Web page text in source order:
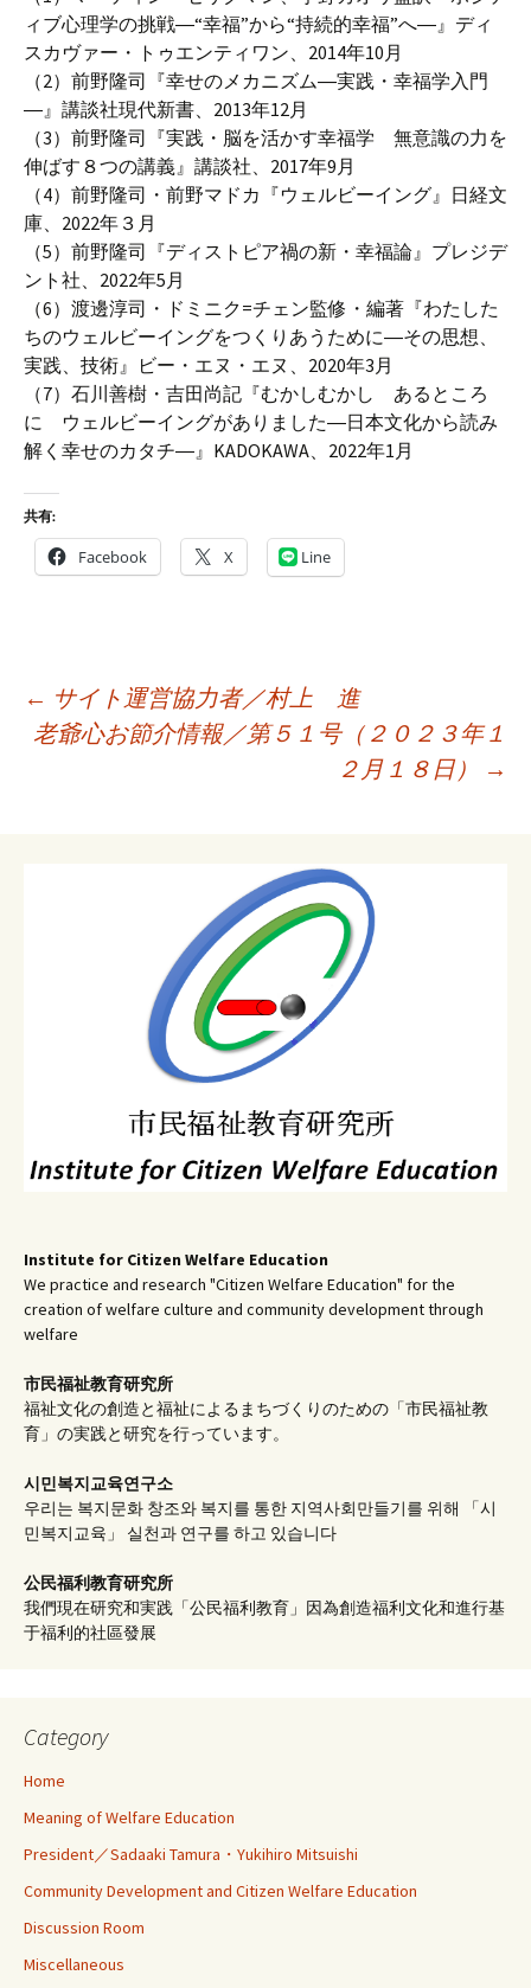
ィブ心理学の挑戦―“幸福”から“持続的幸福”へ―』ディ
スカヴァー・トゥエンティワン、2014年10月
（2）前野隆司『幸せのメカニズム―実践・幸福学入門
―』講談社現代新書、2013年12月
（3）前野隆司『実践・脳を活かす幸福学 無意識の力を
伸ばす８つの講義』講談社、2017年9月
（4）前野隆司・前野マドカ『ウェルビーイング』日経文
庫、2022年３月
（5）前野隆司『ディストピア禍の新・幸福論』プレジデ
ント社、2022年5月
（6）渡邊淳司・ドミニク=チェン監修・編著『わたした
ちのウェルビーイングをつくりあうために―その思想、
実践、技術』ビー・エヌ・エヌ、2020年3月
（7）石川善樹・吉田尚記『むかしむかし あるところ
に ウェルビーイングがありました―日本文化から読み
解く幸せのカタチ―』KADOKAWA、2022年1月
共有:
Facebook X Line
← サイト運営協力者／村上 進
老爺心お節介情報／第５１号（２０２３年１
２月１８日）
→
Institute for Citizen Welfare Education
We practice and research "Citizen Welfare Education" for the
creation of welfare culture and community development through
welfare
市民福祉教育研究所
福祉文化の創造と福祉によるまちづくりのための「市民福祉教
育」の実践と研究を行っています。
시민복지교육연구소
우리는 복지문화 창조와 복지를 통한 지역사회만들기를 위해 「시
민복지교육」 실천과 연구를 하고 있습니다
公民福利教育研究所
我們現在研究和実践「公民福利教育」因為創造福利文化和進行基
于福利的社區發展
Category
Home
Meaning of Welfare Education
President／Sadaaki Tamura・Yukihiro Mitsuishi
Community Development and Citizen Welfare Education
Discussion Room
Miscellaneous